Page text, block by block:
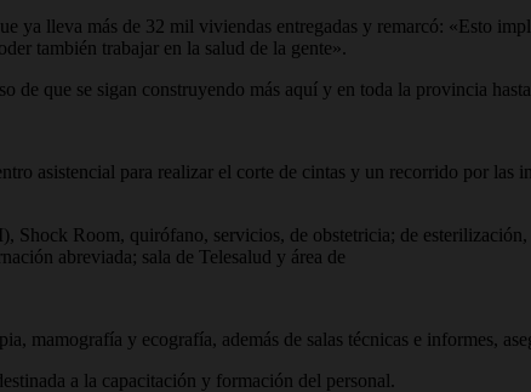
ya lleva más de 32 mil viviendas entregadas y remarcó: «Esto
también trabajar en la salud de la gente».
de que se sigan construyendo más aquí y en toda la provincia
asistencial para realizar el corte de cintas y un recorrido por las
Shock Room, quirófano, servicios, de obstetricia; de
abreviada; sala de Telesalud y área de
mamografía y ecografía, además de salas técnicas e informes,
a la capacitación y formación del personal.